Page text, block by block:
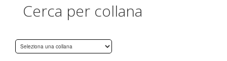
Cerca per collana